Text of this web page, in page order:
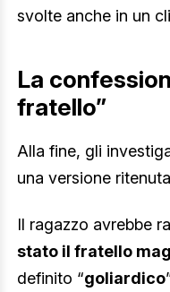
svolte anche in un
La
fratello”
Alla fine, gli
una versione
Il ragazzo avrebbe
stato il fratello
definito “goliardico